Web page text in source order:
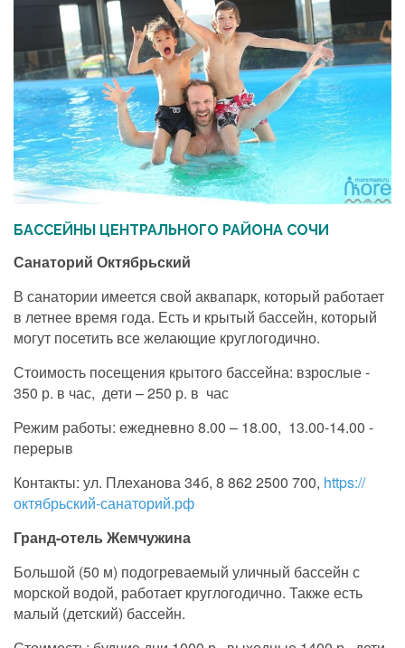
БАССЕЙНЫ ЦЕНТРАЛЬНОГО РАЙОНА СОЧИ
Санаторий Октябрьский
В санатории имеется свой аквапарк, который работает
в летнее время года. Есть и крытый бассейн, который
могут посетить все желающие круглогодично.
Стоимость посещения крытого бассейна: взрослые -
350 р. в час, дети – 250 р. в час
Режим работы: ежедневно 8.00 – 18.00, 13.00-14.00 -
перерыв
Контакты: ул. Плеханова 34б, 8 862 2500 700, https://
октябрьский-санаторий.рф
Гранд-отель Жемчужина
Большой (50 м) подогреваемый уличный бассейн с
морской водой, работает круглогодично. Также есть
малый (детский) бассейн.